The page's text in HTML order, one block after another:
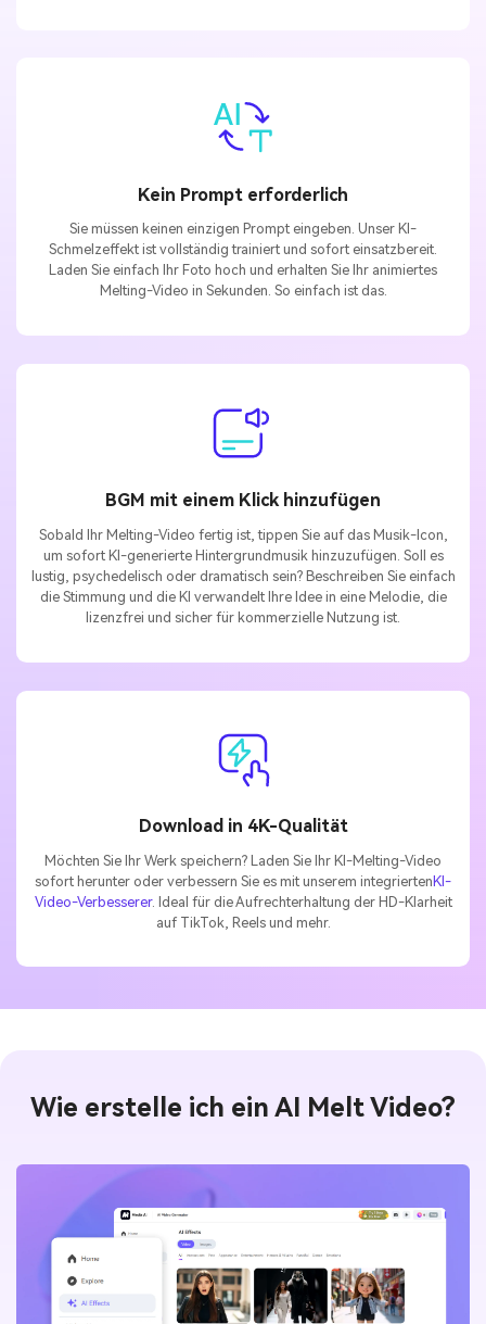
Kein Prompt erforderlich
Sie müssen keinen einzigen Prompt eingeben. Unser KI-
Schmelzeffekt ist vollständig trainiert und sofort einsatzbereit.
Laden Sie einfach Ihr Foto hoch und erhalten Sie Ihr animiertes
Melting-Video in Sekunden. So einfach ist das.
BGM mit einem Klick hinzufügen
Sobald Ihr Melting-Video fertig ist, tippen Sie auf das Musik-Icon,
um sofort KI-generierte Hintergrundmusik hinzuzufügen. Soll es
lustig, psychedelisch oder dramatisch sein? Beschreiben Sie einfach
die Stimmung und die KI verwandelt Ihre Idee in eine Melodie, die
lizenzfrei und sicher für kommerzielle Nutzung ist.
Download in 4K-Qualität
Möchten Sie Ihr Werk speichern? Laden Sie Ihr KI-Melting-Video
sofort herunter oder verbessern Sie es mit unserem integriertenKI-
Video-Verbesserer. Ideal für die Aufrechterhaltung der HD-Klarheit
auf TikTok, Reels und mehr.
Wie erstelle ich ein AI Melt Video?